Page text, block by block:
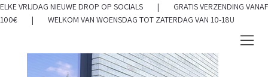
ELKE VRIJDAG NIEUWE DROP OP SOCIALS | GRATIS VERZENDING VANAF
100€ | WELKOM VAN WOENSDAG TOT ZATERDAG VAN 10-18U